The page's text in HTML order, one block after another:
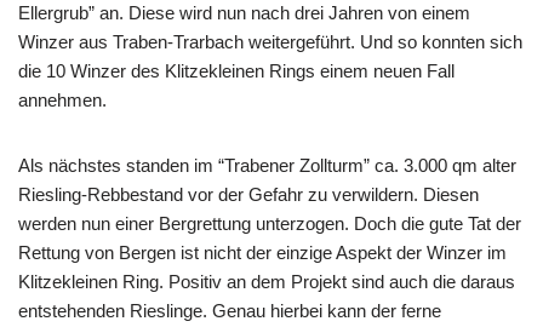
Ellergrub” an. Diese wird nun nach drei Jahren von einem
Winzer aus Traben-Trarbach weitergeführt. Und so konnten sich
die 10 Winzer des Klitzekleinen Rings einem neuen Fall
annehmen.
Als nächstes standen im “Trabener Zollturm” ca. 3.000 qm alter
Riesling-Rebbestand vor der Gefahr zu verwildern. Diesen
werden nun einer Bergrettung unterzogen. Doch die gute Tat der
Rettung von Bergen ist nicht der einzige Aspekt der Winzer im
Klitzekleinen Ring. Positiv an dem Projekt sind auch die daraus
entstehenden Rieslinge. Genau hierbei kann der ferne